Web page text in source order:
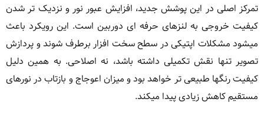
تمرکز اصلی در این پوشش جدید، افزایش عبور نور و نزدیک تر شدن
کیفیت خروجی به لنزهای حرفه ای دوربین است. این رویکرد باعث
میشود مشکلات اپتیکی در سطح سخت افزار برطرف شوند و پردازش
تصویر تنها نقش تکمیلی داشته باشد، نه اصلاحی. به همین دلیل
کیفیت رنگها طبیعی تر خواهد بود و میزان اعوجاج و بازتاب در نورهای
مستقیم کاهش زیادی پیدا میکند.